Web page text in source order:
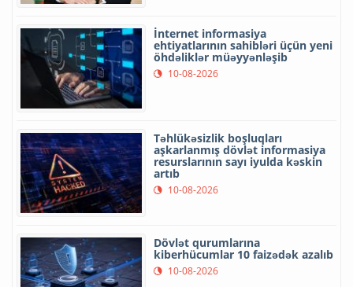
İnternet informasiya
ehtiyatlarının sahibləri üçün yeni
öhdəliklər müəyyənləşib
10-08-2026
Təhlükəsizlik boşluqları
aşkarlanmış dövlət informasiya
resurslarının sayı iyulda kəskin
artıb
10-08-2026
Dövlət qurumlarına
kiberhücumlar 10 faizədək azalıb
10-08-2026